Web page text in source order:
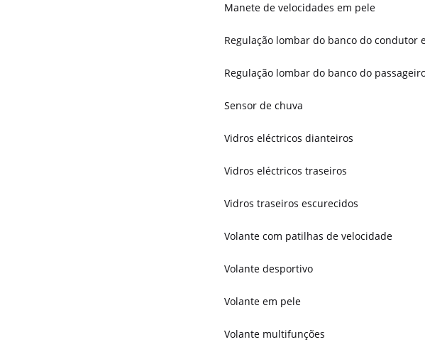
Manete de velocidades em pele
Regulação lombar do banco do condutor
Regulação lombar do banco do
Sensor de chuva
Vidros eléctricos dianteiros
Vidros eléctricos traseiros
Vidros traseiros escurecidos
Volante com patilhas de velocidade
Volante desportivo
Volante em pele
Volante multifunções